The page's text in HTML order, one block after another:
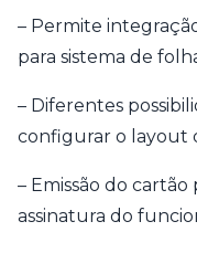
– Permite
para sistema de
– Diferentes
configurar o layout
– Emissão do
assinatura do